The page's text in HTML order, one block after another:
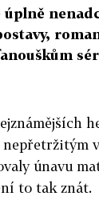
únavu
to tak znát.